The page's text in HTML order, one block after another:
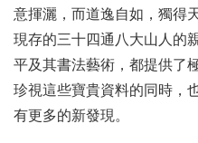
意揮灑，而道逸自如，獨得
現存的三十四通八大山人的
平及其書法藝術，都提供了
珍視這些寶貴資料的同時，
有更多的新發現。